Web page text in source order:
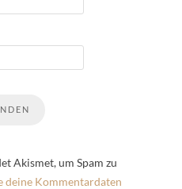
Akismet, um Spam zu
deine Kommentardaten